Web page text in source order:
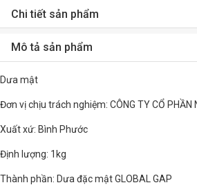
Chi tiết sản phẩm
Mô tả sản phẩm
Dưa mật
Đơn vị chịu trách nghiệm: CÔNG TY CỔ PHẦN
Xuất xứ: Bình Phước
Định lượng: 1kg
Thành phần: Dưa đặc mật GLOBAL GAP